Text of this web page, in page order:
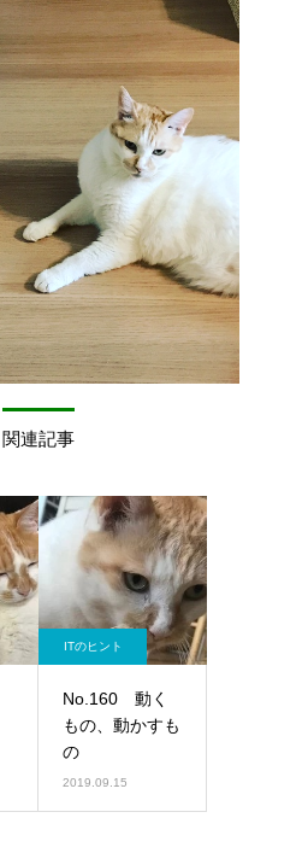
関連記事
ITのヒント
No.160 動く
もの、動かすも
の
2019.09.15